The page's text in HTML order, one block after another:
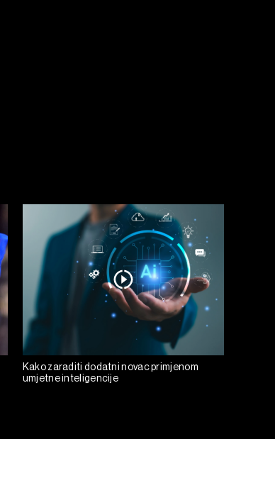
Kako zaraditi dodatni novac primjenom
umjetne inteligencije